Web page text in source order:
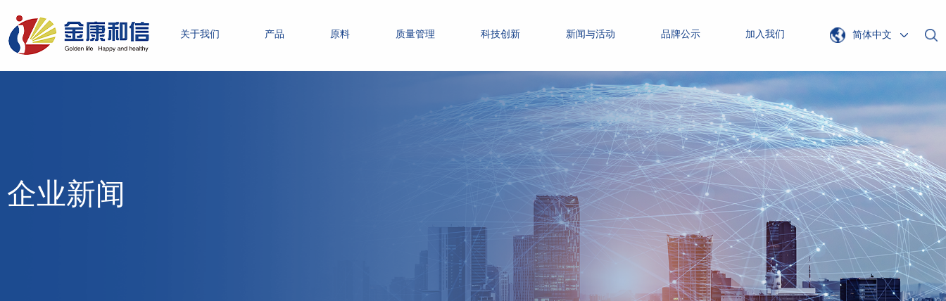
关于我们 产品 原料 质量管理 科技创新 新闻与活动 品牌公示 加入我们 简体中文
企业新闻